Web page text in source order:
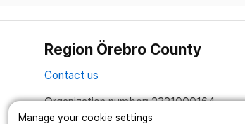
Manage your cookie settings
Region Örebro County
Contact us
Organization number: 2321000164